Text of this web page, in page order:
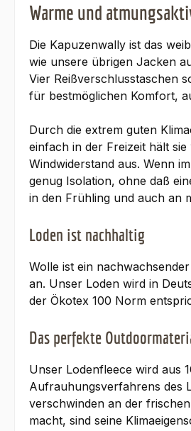
Warme und
Die Kapuzenwally ist das
wie unsere übrigen Jacken
Vier Reißverschlusstaschen
für bestmöglichen Komfort,
Durch die extrem guten
einfach in der Freizeit hält
Windwiderstand aus. Wenn
genug Isolation, ohne daß
in den Frühling und auch an
Loden ist nachhaltig
Wolle ist ein
an. Unser Loden wird in
der Ökotex 100 Norm
Das perfekte
Unser Lodenfleece wird aus
Aufrauhungsverfahrens des
verschwinden an der
macht, sind seine